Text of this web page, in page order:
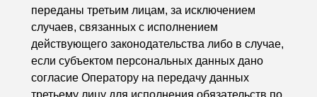
переданы третьим лицам, за исключением
случаев, связанных с исполнением
действующего законодательства либо в случае,
если субъектом персональных данных дано
согласие Оператору на передачу данных
третьему лицу для исполнения обязательств по